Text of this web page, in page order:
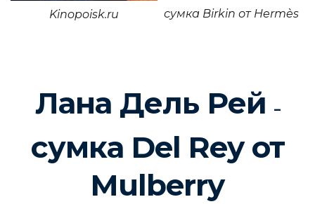
Kinopoisk.ru сумка Birkin от Hermès
Лана Дель Рей –
сумка Del Rey от
Mulberry